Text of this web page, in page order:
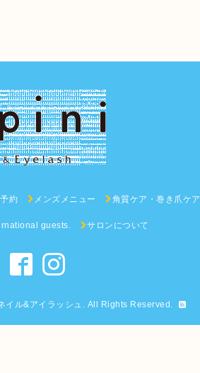
約 メンズメニュー 角質ケア・巻き爪ケア
guests. サロンについて
ル&アイラッシュ . All Rights Reserved.